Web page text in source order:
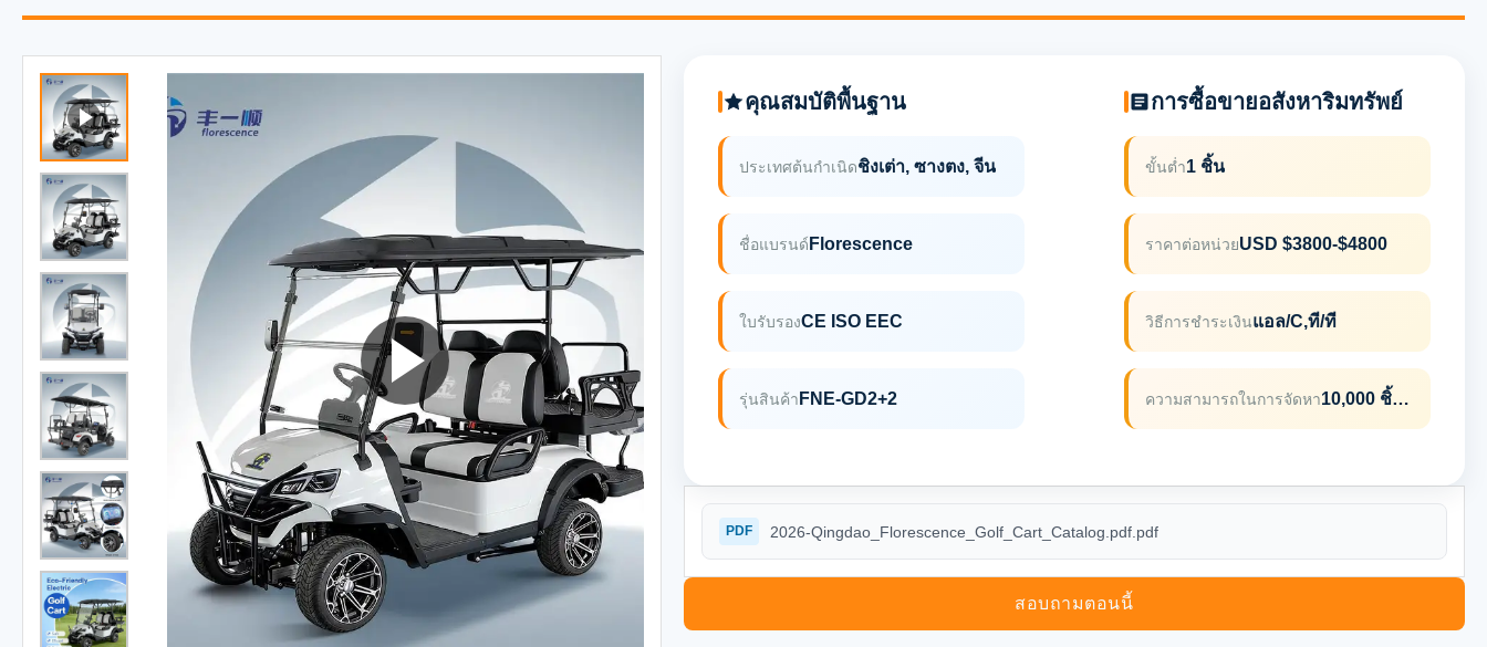
คุณสมบัติพื้นฐาน
ประเทศต้นกำเนิดชิงเต่า, ซางตง, จีน
ชื่อแบรนด์ Florescence
ใบรับรองCE ISO EEC
รุ่นสินค้า FNE-GD2+2
การซื้อขายอสังหาริมทรัพย์
ขั้นต่ำ1 ชิ้น
ราคาต่อหน่วยUSD $3800-$4800
วิธีการชำระเงินแอล/C,ที/ที
ความสามารถในการจัดหา 10,000 ชิ้น / ปี
PDF 2026-Qingdao_Florescence_Golf_Cart_Catalog.pdf.pdf
สอบถามตอนนี้